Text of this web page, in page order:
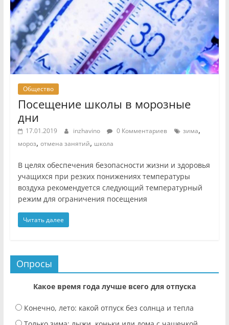
Общество
Посещение школы в морозные
дни
17.01.2019 inzhavino 0 Комментариев зима,
мороз, отмена занятий, школа
В целях обеспечения безопасности жизни и здоровья
учащихся при резких понижениях температуры
воздуха рекомендуется следующий температурный
режим для ограничения посещения
Читать далее
Опросы
Какое время года лучше всего для отпуска
Конечно, лето: какой отпуск без солнца и тепла